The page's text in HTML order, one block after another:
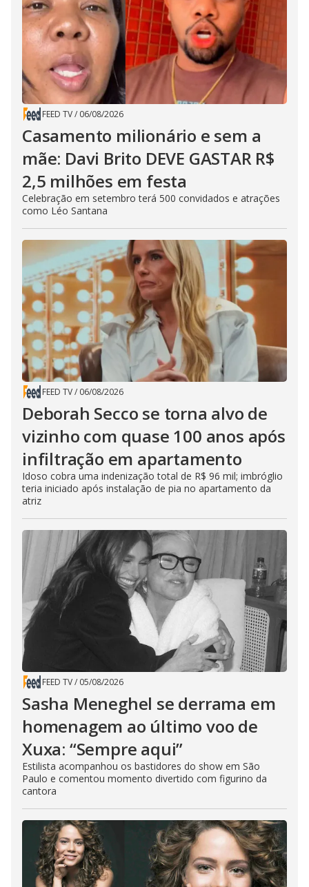
FEED TV/ 06/08/2026
Casamento milionário e sem a
mãe: Davi Brito DEVE GASTAR R$
2,5 milhões em festa
Celebração em setembro terá 500 convidados e atrações
como Léo Santana
FEED TV/ 06/08/2026
Deborah Secco se torna alvo de
vizinho com quase 100 anos após
infiltração em apartamento
Idoso cobra uma indenização total de R$ 96 mil; imbróglio
teria iniciado após instalação de pia no apartamento da
atriz
FEED TV/ 05/08/2026
Sasha Meneghel se derrama em
homenagem ao último voo de
Xuxa: “Sempre aqui”
Estilista acompanhou os bastidores do show em São
Paulo e comentou momento divertido com figurino da
cantora